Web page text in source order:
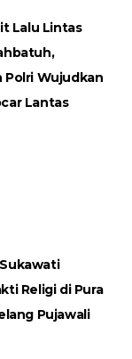
Lalu Lintas
Polri Wujudkan
Lantas
Religi di Pura
Pujawali